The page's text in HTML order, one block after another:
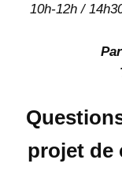
10h-12h /
projet de